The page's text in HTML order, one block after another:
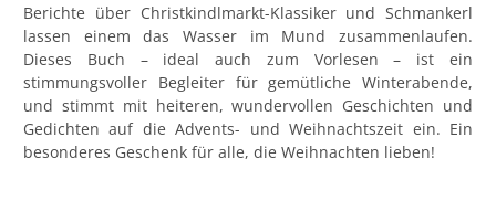
Berichte über Christkindlmarkt-Klassiker und Schmankerl
lassen einem das Wasser im Mund zusammenlaufen.
Dieses Buch – ideal auch zum Vorlesen – ist ein
stimmungsvoller Begleiter für gemütliche Winterabende,
und stimmt mit heiteren, wundervollen Geschichten und
Gedichten auf die Advents- und Weihnachtszeit ein. Ein
besonderes Geschenk für alle, die Weihnachten lieben!